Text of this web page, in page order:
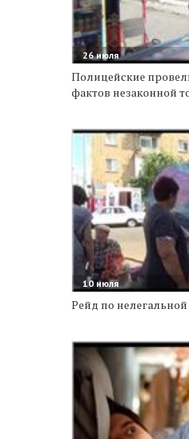
26 июля
Полицейские
фактов незаконной
10 июля
Рейд по нелегальной